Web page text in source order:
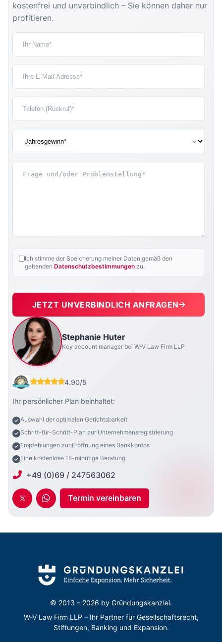
kostenfrei und unverbindlich – Sie können daher nur
profitieren.
Ich stimme der Speicherung meiner Daten gemäß den
geltenden Datenschutzbestimmungen zu.
JETZT UNVERBINDLICH ANFRAGEN
Stephanie Huter
Key account manager bei W-V Law Firm LLP
4.90/5
Ihr persönlicher Plan beinhaltet:
Auswahl der optimalen Gerichtsbarkeit
Schritt-für-Schritt-Plan zur Unternehmensregistrierung
Empfehlungen zur Eröffnung eines Bankkontos
Eine kostenlose 15-minütige Beratung
+49 (0)69 / 247563062
Termin vereinbaren
© 2013 – 2026 by Gründungskanzlei.
W-V Law Firm LLP – Ihr Partner für Gesellschaftsrecht,
Stiftungen, Banking und Expansion.